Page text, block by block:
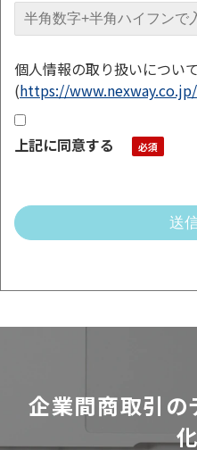
個人情報の取り扱いについて
(https://
上記に同意する
企業間商取引の